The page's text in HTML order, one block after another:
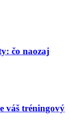
čo naozaj
váš tréningový